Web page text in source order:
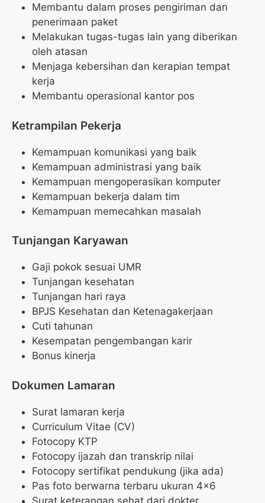
Membantu dalam proses pengiriman dan
penerimaan paket
Melakukan tugas-tugas lain yang diberikan
oleh atasan
Menjaga kebersihan dan kerapian tempat
kerja
Membantu operasional kantor pos
Ketrampilan Pekerja
Kemampuan komunikasi yang baik
Kemampuan administrasi yang baik
Kemampuan mengoperasikan komputer
Kemampuan bekerja dalam tim
Kemampuan memecahkan masalah
Tunjangan Karyawan
Gaji pokok sesuai UMR
Tunjangan kesehatan
Tunjangan hari raya
BPJS Kesehatan dan Ketenagakerjaan
Cuti tahunan
Kesempatan pengembangan karir
Bonus kinerja
Dokumen Lamaran
Surat lamaran kerja
Curriculum Vitae (CV)
Fotocopy KTP
Fotocopy ijazah dan transkrip nilai
Fotocopy sertifikat pendukung (jika ada)
Pas foto berwarna terbaru ukuran 4×6
Surat keterangan sehat dari dokter